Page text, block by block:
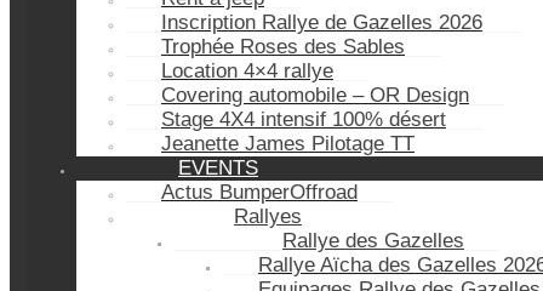
Inscription Rallye de Gazelles 2026
Trophée Roses des Sables
Location 4×4 rallye
Covering automobile – OR Design
Stage 4X4 intensif 100% désert
Jeanette James Pilotage TT
EVENTS
Actus BumperOffroad
Rallyes
Rallye des Gazelles
Rallye Aïcha des Gazelles